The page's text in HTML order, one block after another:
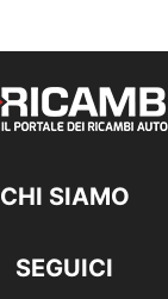
CHI SIAMO
SEGUICI